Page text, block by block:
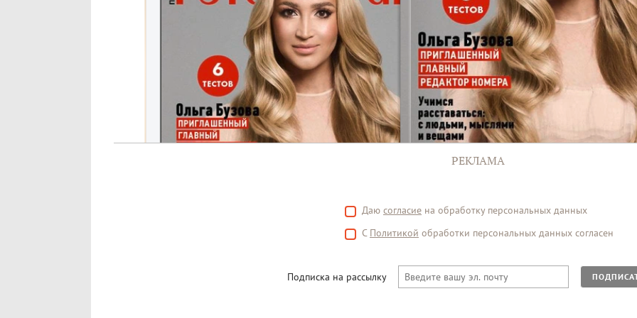
РЕКЛАМА
Даю согласие на обработку персональных данных
С Политикой обработки персональных данных согласен
Подписка на рассылку